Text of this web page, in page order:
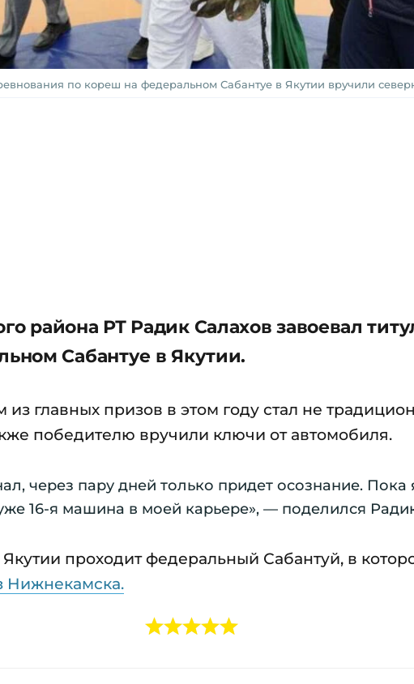
по кореш на федеральном Сабантуе в Якутии вручили
района РТ Радик Салахов завоевал
Сабантуе в Якутии.
из главных призов в этом году стал не
победителю вручили ключи от автомобиля.
через пару дней только придет осознание. Пока
16-я машина в моей карьере», — поделился
проходит федеральный Сабантуй, в
Нижнекамска.